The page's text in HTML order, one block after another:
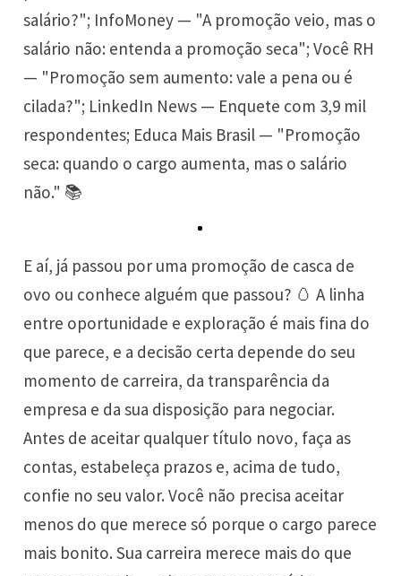
salário?"; InfoMoney — "A promoção veio, mas o
salário não: entenda a promoção seca"; Você RH
— "Promoção sem aumento: vale a pena ou é
cilada?"; LinkedIn News — Enquete com 3,9 mil
respondentes; Educa Mais Brasil — "Promoção
seca: quando o cargo aumenta, mas o salário
não." 📚
E aí, já passou por uma promoção de casca de
ovo ou conhece alguém que passou? 🥚 A linha
entre oportunidade e exploração é mais fina do
que parece, e a decisão certa depende do seu
momento de carreira, da transparência da
empresa e da sua disposição para negociar.
Antes de aceitar qualquer título novo, faça as
contas, estabeleça prazos e, acima de tudo,
confie no seu valor. Você não precisa aceitar
menos do que merece só porque o cargo parece
mais bonito. Sua carreira merece mais do que